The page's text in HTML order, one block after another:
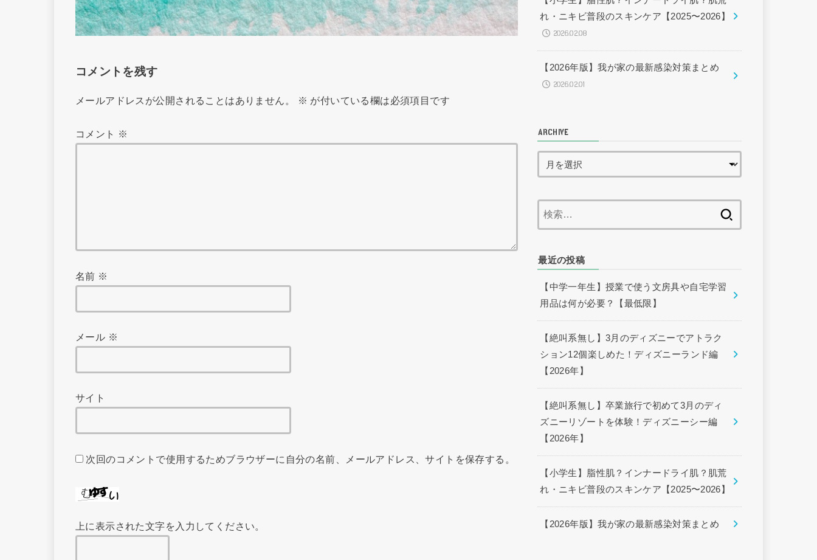
コメントを残す
メールアドレスが公開されることはありません。 ※ が付いている欄は必須項目です
コメント ※
名前 ※
メール ※
サイト
次回のコメントで使用するためブラウザーに自分の名前、メールアドレス、サイトを保存する。
上に表示された文字を入力してください。
れ・ニキビ普段のスキンケア【2025〜2026】
2026.02.08
【2026年版】我が家の最新感染対策まとめ
2026.02.01
ARCHIVE
最近の投稿
【中学一年生】授業で使う文房具や自宅学習
用品は何が必要？【最低限】
【絶叫系無し】3月のディズニーでアトラク
ション12個楽しめた！ディズニーランド編
【2026年】
【絶叫系無し】卒業旅行で初めて3月のディ
ズニーリゾートを体験！ディズニーシー編
【2026年】
【小学生】脂性肌？インナードライ肌？肌荒
れ・ニキビ普段のスキンケア【2025〜2026】
【2026年版】我が家の最新感染対策まとめ